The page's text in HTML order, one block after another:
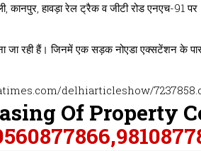
कानपुर, हावड़ा रेल ट्रैक व जीटी रोड एनएच-91
जा रही हैं। जिनमें एक सड़क नोएडा एक्सटेंशन के
delhiarticleshow/
Of Property